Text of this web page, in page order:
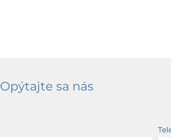
Opýtajte sa nás